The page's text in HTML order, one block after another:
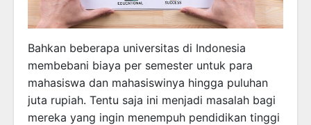
Bahkan beberapa universitas di Indonesia
membebani biaya per semester untuk para
mahasiswa dan mahasiswinya hingga puluhan
juta rupiah. Tentu saja ini menjadi masalah bagi
mereka yang ingin menempuh pendidikan tinggi